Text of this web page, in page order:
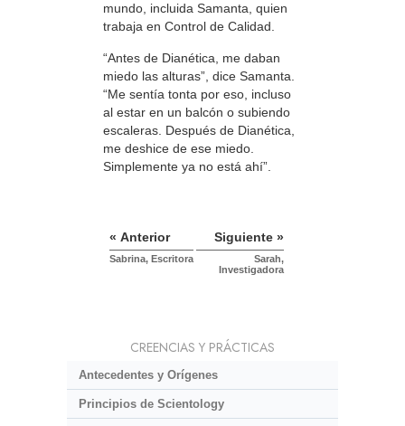
mundo, incluida Samanta, quien
trabaja en Control de Calidad.
“Antes de Dianética, me daban
miedo las alturas”, dice Samanta.
“Me sentía tonta por eso, incluso
al estar en un balcón o subiendo
escaleras. Después de Dianética,
me deshice de ese miedo.
Simplemente ya no está ahí”.
« Anterior
Sabrina, Escritora
Siguiente »
Sarah,
Investigadora
CREENCIAS Y PRÁCTICAS
Antecedentes y Orígenes
Principios de Scientology